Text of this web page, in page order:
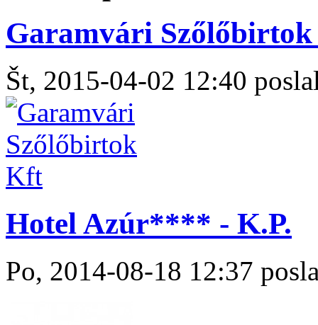
Garamvári
Št, 2015-04-02 12:40
Hotel Azúr**** - K.P.
Po, 2014-08-18 12:37